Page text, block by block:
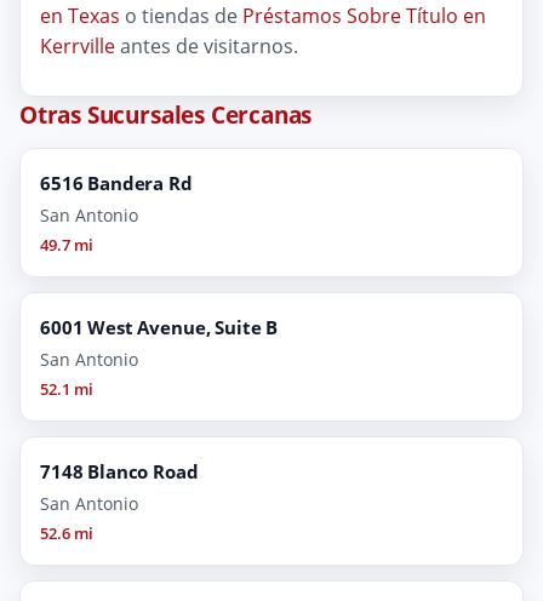
en Texas o tiendas de Préstamos Sobre Título en
Kerrvilleantes de visitarnos.
Otras Sucursales Cercanas
6516 Bandera Rd
San Antonio
49.7 mi
6001 West Avenue, Suite B
San Antonio
52.1 mi
7148 Blanco Road
San Antonio
52.6 mi